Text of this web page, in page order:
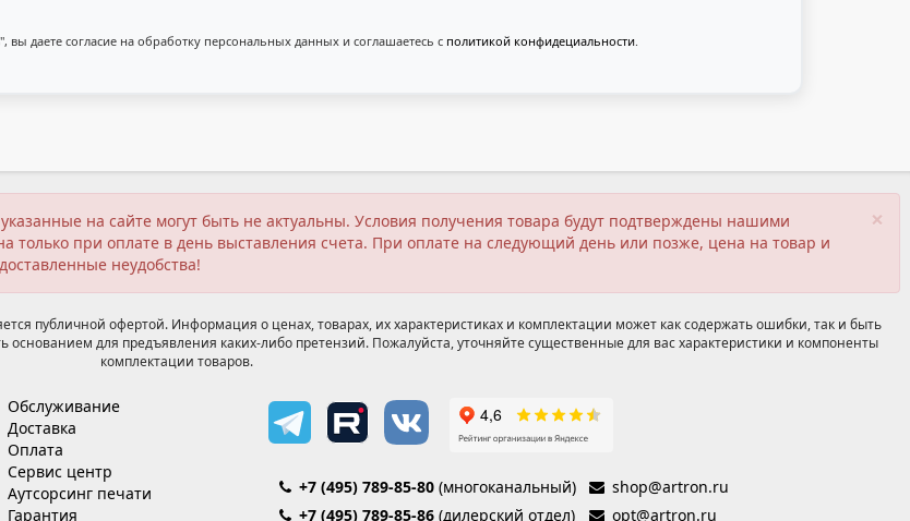
вы даете согласие на обработку персональных данных и соглашаетесь с политикой конфидециальности.
×
на сайте могут быть не актуальны. Условия получения товара будут подтверждены нашими
только при оплате в день выставления счета. При оплате на следующий день или позже, цена на товар и
неудобства!
публичной офертой. Информация о ценах, товарах, их характеристиках и комплектации может как содержать ошибки, так и быть
для предъявления каких-либо претензий. Пожалуйста, уточняйте существенные для вас характеристики и компоненты
комплектации товаров.
Обслуживание
Доставка
Оплата
Сервис центр
Аутсорсинг печати
Гарантия
+7 (495) 789-85-80(многоканальный)
shop@artron.ru
+7 (495) 789-85-86(дилерский отдел) opt@artron.ru